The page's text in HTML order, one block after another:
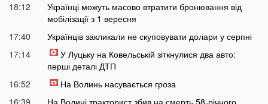
18:12
Українці можуть масово втратити бронювання від
мобілізації з 1 вересня
17:40
Українців закликали не скуповувати долари у серпні
17:14
У Луцьку на Ковельській зіткнулися два авто:
перші деталі ДТП
16:52
На Волинь насувається гроза